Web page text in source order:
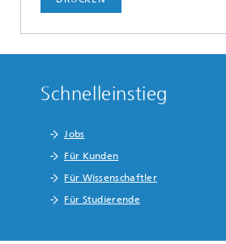
Schnelleinstieg
Jobs
Für Kunden
Für Wissenschaftler
Für Studierende